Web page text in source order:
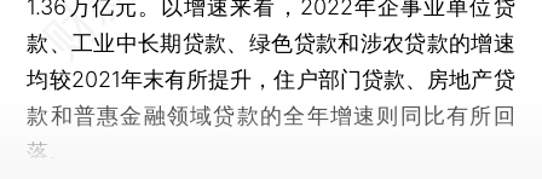
1.36万亿元。以增速来看，2022年企事业单位贷
款、工业中长期贷款、绿色贷款和涉农贷款的增速
均较2021年末有所提升，住户部门贷款、房地产贷
款和普惠金融领域贷款的全年增速则同比有所回
落。